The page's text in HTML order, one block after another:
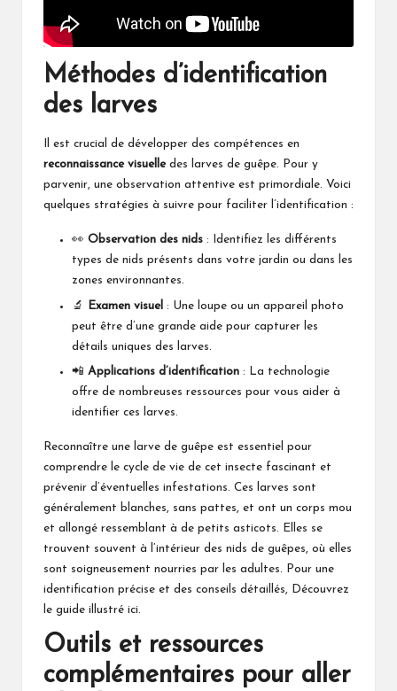
Méthodes d’identification
des larves
Il est crucial de développer des compétences en
reconnaissance visuelledes larves de guêpe. Pour y
parvenir, une observation attentive est primordiale. Voici
quelques stratégies à suivre pour faciliter l’identification :
👀 Observation des nids : Identifiez les différents
types de nids présents dans votre jardin ou dans les
zones environnantes.
🔬 Examen visuel : Une loupe ou un appareil photo
peut être d’une grande aide pour capturer les
détails uniques des larves.
📲 Applications d’identification : La technologie
offre de nombreuses ressources pour vous aider à
identifier ces larves.
Reconnaître une larve de guêpe est essentiel pour
comprendre le cycle de vie de cet insecte fascinant et
prévenir d’éventuelles infestations. Ces larves sont
généralement blanches, sans pattes, et ont un corps mou
et allongé ressemblant à de petits asticots. Elles se
trouvent souvent à l’intérieur des nids de guêpes, où elles
sont soigneusement nourries par les adultes. Pour une
identification précise et des conseils détaillés,
Découvrez
le guide illustré ici.
Outils et ressources
complémentaires pour aller